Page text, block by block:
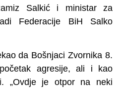
Salkić i ministar za
Federacije BiH Salko
da Bošnjaci Zvornika 8.
agresije, ali i kao
„Ovdje je otpor na neki